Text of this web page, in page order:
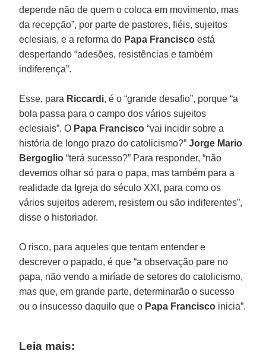
depende não de quem o coloca em movimento, mas
da recepção”, por parte de pastores, fiéis, sujeitos
eclesiais, e a reforma do Papa Francisco está
despertando “adesões, resistências e também
indiferença”.
Esse, para Riccardi, é o “grande desafio”, porque “a
bola passa para o campo dos vários sujeitos
eclesiais”. O Papa Francisco “vai incidir sobre a
história de longo prazo do catolicismo?”Jorge Mario
Bergoglio “terá sucesso?” Para responder, “não
devemos olhar só para o papa, mas também para a
realidade da Igreja do século XXI, para como os
vários sujeitos aderem, resistem ou são indiferentes”,
disse o historiador.
O risco, para aqueles que tentam entender e
descrever o papado, é que “a observação pare no
papa, não vendo a miríade de setores do catolicismo,
mas que, em grande parte, determinarão o sucesso
ou o insucesso daquilo que o Papa Francisco inicia”.
Leia mais: